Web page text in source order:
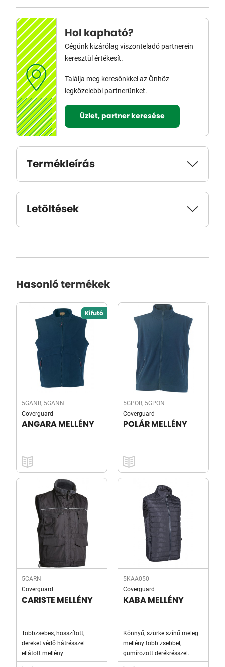
Hol kapható?
Cégünk kizárólag viszonteladó partnerein
keresztül értékesít.
Találja meg keresőnkkel az Önhöz
legközelebbi partnerünket.
Üzlet, partner keresése
Termékleírás
Letöltések
Hasonló termékek
Kifutó
5GANB, 5GANN
Coverguard
ANGARA MELLÉNY
5GPOB, 5GPON
Coverguard
POLÁR MELLÉNY
5CARN
Coverguard
CARISTE MELLÉNY
Többzsebes, hosszított,
dereket védő hátrésszel
ellátott mellény
5KAA050
Coverguard
KABA MELLÉNY
Könnyű, szürke színű meleg
mellény több zsebbel,
gumírozott derékrésszel.